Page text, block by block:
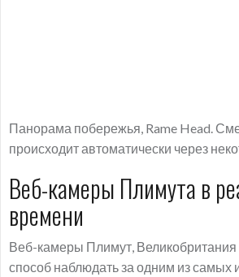
Панорама побережья, Rame Head.
происходит автоматически через
Веб-камеры Плимута в
времени
Веб-камеры Плимут,
способ наблюдать за одним из самых